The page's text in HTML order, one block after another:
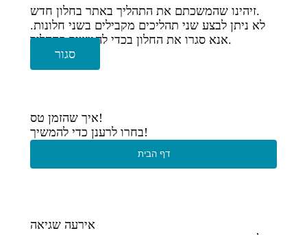
זיהינו שהמשכתם את התהליך באתר בחלון חדש.
לא ניתן לבצע שני תהליכים מקבילים בשני חלונות.
אנא סגרו את החלון בכדי להמשיך בתהליך.
סגור
איך שהזמן טס!
בחרו לרענן כדי להמשיך!
דף הבית
אירעה שגיאה